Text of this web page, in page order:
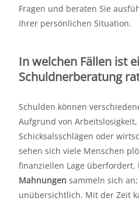
Fragen und beraten Sie
Ihrer persönlichen Situation.
In welchen Fällen ist
Schuldnerberatung
Schulden können
Aufgrund von
Schicksalsschlägen oder
sehen sich viele Menschen
finanziellen Lage überfordert.
Mahnungen sammeln sich
unübersichtlich. Mit der Zeit